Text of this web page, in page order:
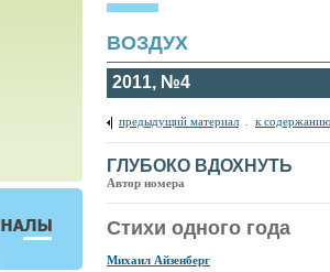
ВОЗДУХ
2011, №4
предыдущий материал к
ГЛУБОКО ВДОХНУТЬ
Автор номера
Стихи одного года
Михаил Айзенберг